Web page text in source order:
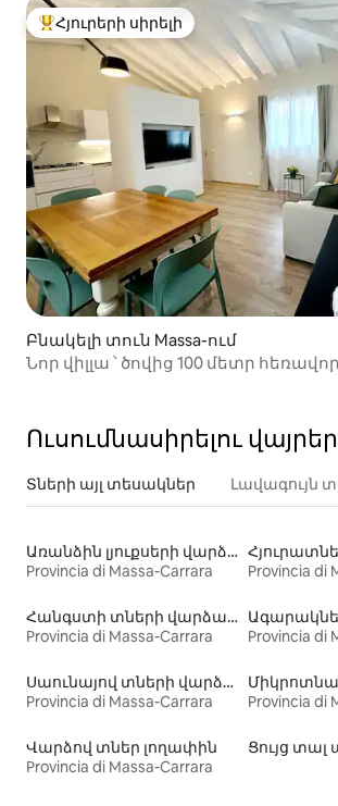
Հյուրերի սիրելի լավագույն տները
Հյուրերի սիրելի
Բնակելի տուն Massa-ում
Նոր վիլլա ՝ ծովից 100 մետր
Ուսումնասիրելու վայրեր
Տների այլ տեսակներ Լավագույն
Առանձին լյուքսերի վարձակալություն
Provincia di Massa-Carrara
Provincia di
Հանգստի տների վարձակալություն
Provincia di Massa-Carrara
Provincia di
Սաունայով տների վարձակալություն
Provincia di Massa-Carrara
Provincia di
Վարձով տներ լողափին
Provincia di Massa-Carrara
Ցույց տալ